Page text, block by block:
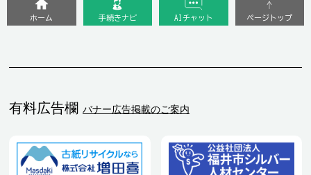
有料広告欄 バナー広告掲載のご案内
ホーム 手続きナビ AIチャット ページトップ